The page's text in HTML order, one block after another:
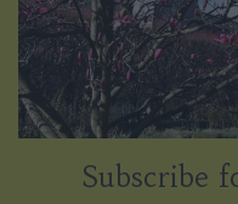
Subscribe